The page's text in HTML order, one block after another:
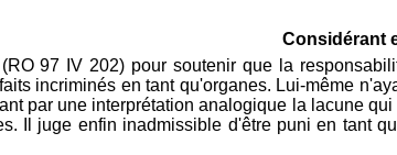
Considérant
97 IV 202) pour soutenir que la
incriminés en tant qu'organes. Lui-même
par une interprétation analogique la lacune
Il juge enfin inadmissible d'être puni en tant